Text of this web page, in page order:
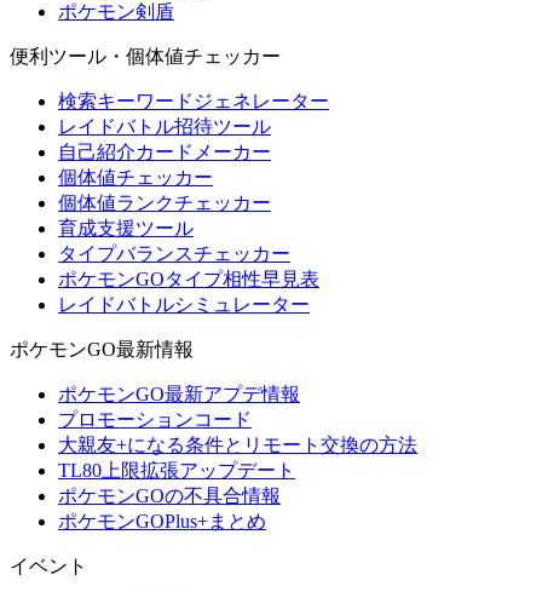
ポケモン剣盾
便利ツール・個体値チェッカー
検索キーワードジェネレーター
レイドバトル招待ツール
自己紹介カードメーカー
個体値チェッカー
個体値ランクチェッカー
育成支援ツール
タイプバランスチェッカー
ポケモンGOタイプ相性早見表
レイドバトルシミュレーター
ポケモンGO最新情報
ポケモンGO最新アプデ情報
プロモーションコード
大親友+になる条件とリモート交換の方法
TL80上限拡張アップデート
ポケモンGOの不具合情報
ポケモンGOPlus+まとめ
イベント